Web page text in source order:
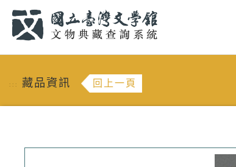
::: 藏品資訊 回上一頁